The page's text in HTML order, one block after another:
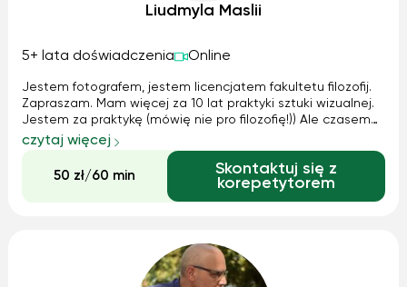
Liudmyla Maslii
5+ lata doświadczenia Online
Jestem fotografem, jestem licencjatem fakultetu filozofij.
Zapraszam. Mam więcej za 10 lat praktyki sztuki wizualnej.
Jestem za praktykę (mówię nie pro filozofię!)) Ale czasem
bez teorii nic nie będzie... chce pomoc wszystkim chętnym
stać lepiej i jak najbardziej specjalistę W swojej branży lub
czytaj więcej
50 zł/60 min
Skontaktuj się z
korepetytorem